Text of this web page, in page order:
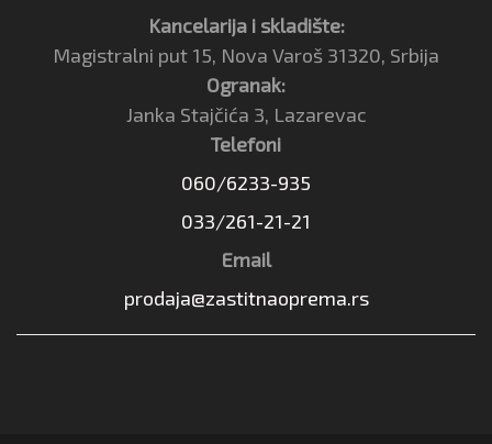
Kancelarija i skladište:
Magistralni put 15, Nova Varoš 31320, Srbija
Ogranak:
Janka Stajčića 3, Lazarevac
Telefoni
060/6233-935
033/261-21-21
Email
prodaja@zastitnaoprema.rs